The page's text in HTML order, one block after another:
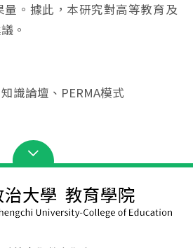
。據此，本研究對高等教育及
。
識論壇、PERMA模式